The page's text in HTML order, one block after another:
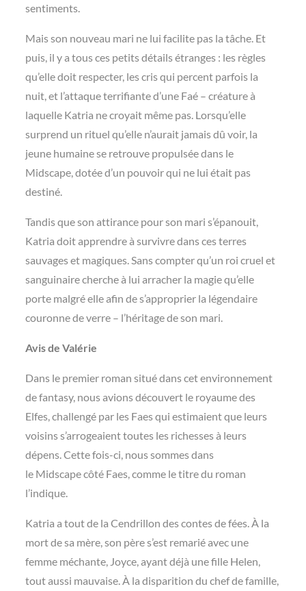
sentiments.
Mais son nouveau mari ne lui facilite pas la tâche. Et
puis, il y a tous ces petits détails étranges : les règles
qu’elle doit respecter, les cris qui percent parfois la
nuit, et l’attaque terrifiante d’une Faé – créature à
laquelle Katria ne croyait même pas. Lorsqu’elle
surprend un rituel qu’elle n’aurait jamais dû voir, la
jeune humaine se retrouve propulsée dans le
Midscape, dotée d’un pouvoir qui ne lui était pas
destiné.
Tandis que son attirance pour son mari s’épanouit,
Katria doit apprendre à survivre dans ces terres
sauvages et magiques. Sans compter qu’un roi cruel et
sanguinaire cherche à lui arracher la magie qu’elle
porte malgré elle afin de s’approprier la légendaire
couronne de verre – l’héritage de son mari.
Avis de Valérie
Dans le premier roman situé dans cet environnement
de fantasy, nous avions découvert le royaume des
Elfes, challengé par les Faes qui estimaient que leurs
voisins s’arrogeaient toutes les richesses à leurs
dépens. Cette fois-ci, nous sommes dans
le Midscape côté Faes, comme le titre du roman
l’indique.
Katria a tout de la Cendrillon des contes de fées. À la
mort de sa mère, son père s’est remarié avec une
femme méchante, Joyce, ayant déjà une fille Helen,
tout aussi mauvaise. À la disparition du chef de famille,